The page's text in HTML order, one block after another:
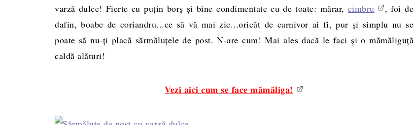
varză dulce! Fierte cu puţin borş şi bine condimentate cu de toate: mărar, cimbru
, foi de
dafin, boabe de coriandru...ce să vă mai zic...oricât de carnivor ai fi, pur şi simplu nu se
poate să nu-ţi placă sărmăluţele de post. N-are cum! Mai ales dacă le faci şi o mămăliguţă
caldă alături!
Vezi aici cum se face mămăliga!